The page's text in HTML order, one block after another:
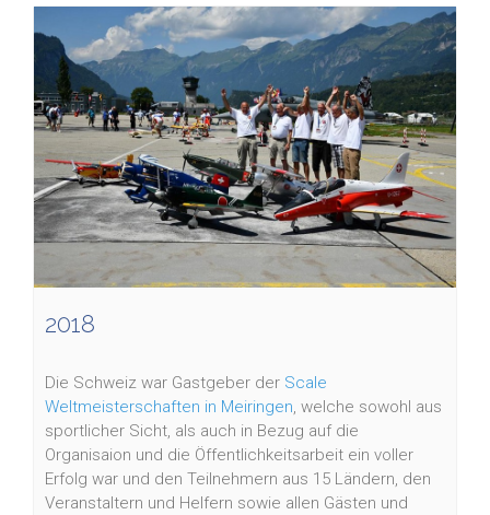
2018
Die Schweiz war Gastgeber der Scale
Weltmeisterschaften in Meiringen, welche sowohl aus
sportlicher Sicht, als auch in Bezug auf die
Organisaion und die Öffentlichkeitsarbeit ein voller
Erfolg war und den Teilnehmern aus 15 Ländern, den
Veranstaltern und Helfern sowie allen Gästen und